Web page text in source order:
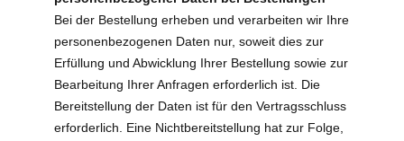
Bei der Bestellung erheben und verarbeiten wir Ihre
personenbezogenen Daten nur, soweit dies zur
Erfüllung und Abwicklung Ihrer Bestellung sowie zur
Bearbeitung Ihrer Anfragen erforderlich ist. Die
Bereitstellung der Daten ist für den Vertragsschluss
erforderlich. Eine Nichtbereitstellung hat zur Folge,